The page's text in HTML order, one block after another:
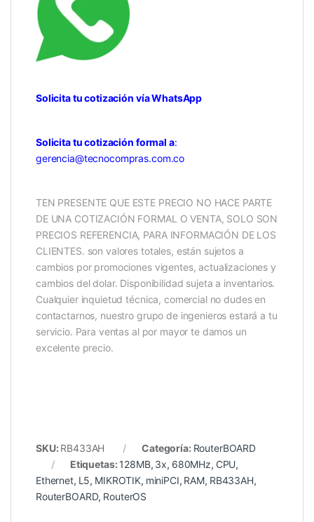
Solicita tu cotización vía WhatsApp
Solicita tu cotización formal a:
gerencia@tecnocompras.com.co
TEN PRESENTE QUE ESTE PRECIO NO HACE PARTE
DE UNA COTIZACIÓN FORMAL O VENTA, SOLO SON
PRECIOS REFERENCIA, PARA INFORMACIÓN DE LOS
CLIENTES. son valores totales, están sujetos a
cambios por promociones vigentes, actualizaciones y
cambios del dolar. Disponibilidad sujeta a inventarios.
Cualquier inquietud técnica, comercial no dudes en
contactarnos, nuestro grupo de ingenieros estará a tu
servicio. Para ventas al por mayor te damos un
excelente precio.
SKU: RB433AH Categoría: RouterBOARD
Etiquetas: 128MB, 3x, 680MHz, CPU,
Ethernet, L5, MIKROTIK, miniPCI, RAM, RB433AH,
RouterBOARD, RouterOS